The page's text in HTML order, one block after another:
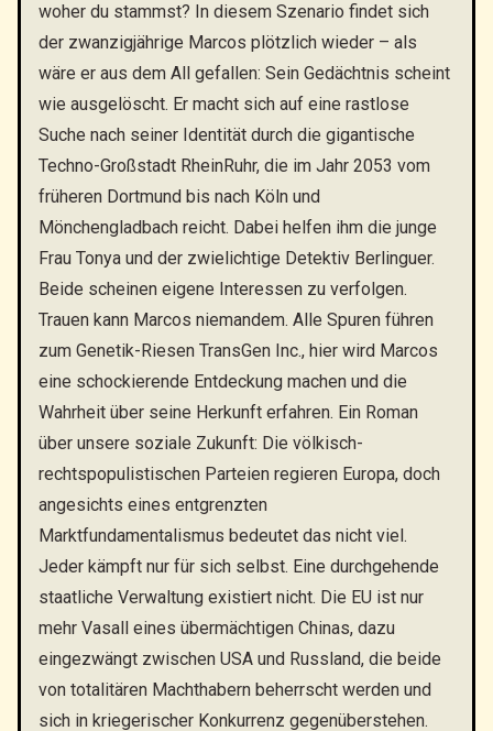
woher du stammst? In diesem Szenario findet sich
der zwanzigjährige Marcos plötzlich wieder – als
wäre er aus dem All gefallen: Sein Gedächtnis scheint
wie ausgelöscht. Er macht sich auf eine rastlose
Suche nach seiner Identität durch die gigantische
Techno-Großstadt RheinRuhr, die im Jahr 2053 vom
früheren Dortmund bis nach Köln und
Mönchengladbach reicht. Dabei helfen ihm die junge
Frau Tonya und der zwielichtige Detektiv Berlinguer.
Beide scheinen eigene Interessen zu verfolgen.
Trauen kann Marcos niemandem. Alle Spuren führen
zum Genetik-Riesen TransGen Inc., hier wird Marcos
eine schockierende Entdeckung machen und die
Wahrheit über seine Herkunft erfahren. Ein Roman
über unsere soziale Zukunft: Die völkisch-
rechtspopulistischen Parteien regieren Europa, doch
angesichts eines entgrenzten
Marktfundamentalismus bedeutet das nicht viel.
Jeder kämpft nur für sich selbst. Eine durchgehende
staatliche Verwaltung existiert nicht. Die EU ist nur
mehr Vasall eines übermächtigen Chinas, dazu
eingezwängt zwischen USA und Russland, die beide
von totalitären Machthabern beherrscht werden und
sich in kriegerischer Konkurrenz gegenüberstehen.